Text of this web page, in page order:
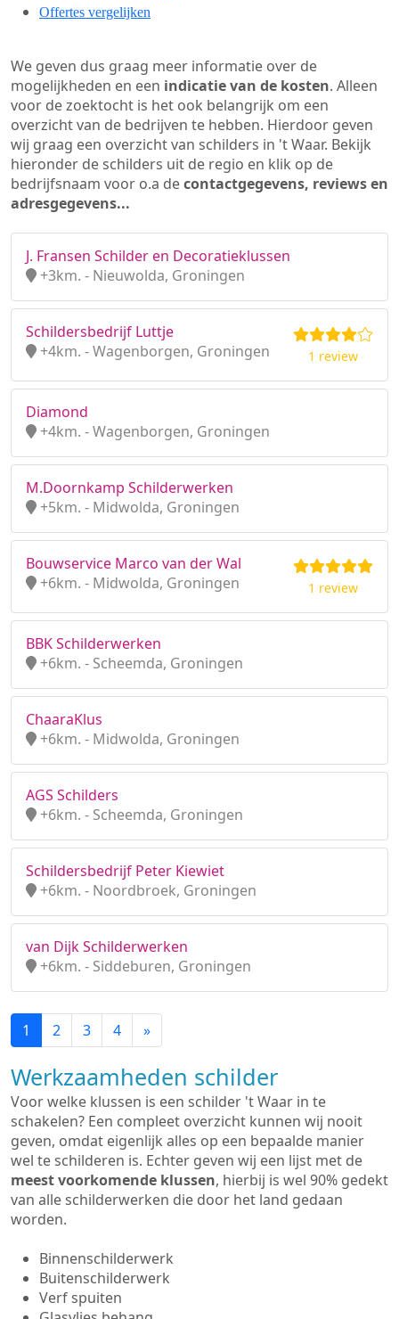
Offertes vergelijken
We geven dus graag meer informatie over de
mogelijkheden en een indicatie van de kosten. Alleen
voor de zoektocht is het ook belangrijk om een
overzicht van de bedrijven te hebben. Hierdoor geven
wij graag een overzicht van schilders in 't Waar. Bekijk
hieronder de schilders uit de regio en klik op de
bedrijfsnaam voor o.a decontactgegevens, reviews en
adresgegevens...
J. Fransen Schilder en Decoratieklussen
+3km. - Nieuwolda, Groningen
Schildersbedrijf Luttje
+4km. - Wagenborgen, Groningen
1 review
Diamond
+4km. - Wagenborgen, Groningen
M.Doornkamp Schilderwerken
+5km. - Midwolda, Groningen
Bouwservice Marco van der Wal
+6km. - Midwolda, Groningen
1 review
BBK Schilderwerken
+6km. - Scheemda, Groningen
ChaaraKlus
+6km. - Midwolda, Groningen
AGS Schilders
+6km. - Scheemda, Groningen
Schildersbedrijf Peter Kiewiet
+6km. - Noordbroek, Groningen
van Dijk Schilderwerken
+6km. - Siddeburen, Groningen
1 2 3 4 »
Werkzaamheden schilder
Voor welke klussen is een schilder 't Waar in te
schakelen? Een compleet overzicht kunnen wij nooit
geven, omdat eigenlijk alles op een bepaalde manier
wel te schilderen is. Echter geven wij een lijst met de
meest voorkomende klussen, hierbij is wel 90% gedekt
van alle schilderwerken die door het land gedaan
worden.
Binnenschilderwerk
Buitenschilderwerk
Verf spuiten